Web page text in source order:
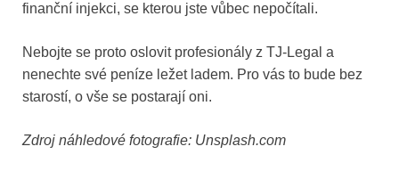
finanční injekci, se kterou jste vůbec nepočítali.
Nebojte se proto oslovit profesionály z TJ-Legal a
nenechte své peníze ležet ladem. Pro vás to bude bez
starostí, o vše se postarají oni.
Zdroj náhledové fotografie: Unsplash.com